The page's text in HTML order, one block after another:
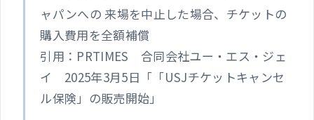
ャパンへの 来場を中止した場合、チケットの
購入費用を全額補償
引用：PRTIMES 合同会社ユー・エス・ジェ
イ 2025年3月5日「「USJチケットキャンセ
ル保険」の販売開始」